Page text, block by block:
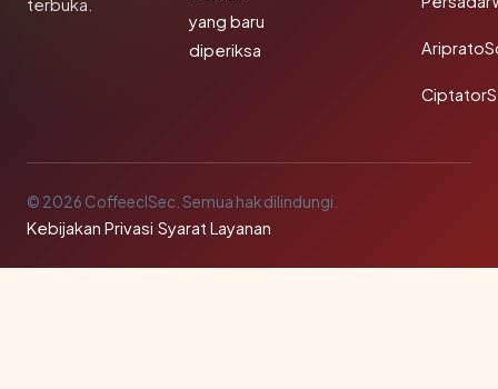
terbuka.
yang baru
diperiksa
© 2026 CoffeeclSec. Semua hak dilindungi.
Kebijakan Privasi·Syarat Layanan